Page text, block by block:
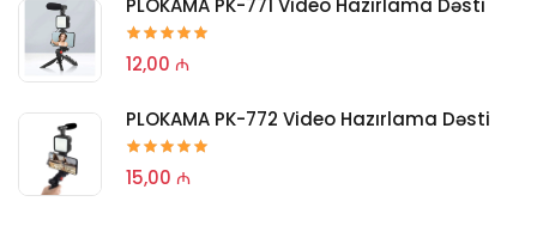
PLOKAMA PK-771 Video Hazırlama Dəsti
12,00 ₼
PLOKAMA PK-772 Video Hazırlama Dəsti
15,00 ₼